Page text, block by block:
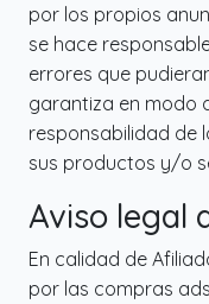
por los propios
se hace
errores que
garantiza en modo
responsabilidad de
sus productos y/o
Aviso legal
En calidad de
por las compras